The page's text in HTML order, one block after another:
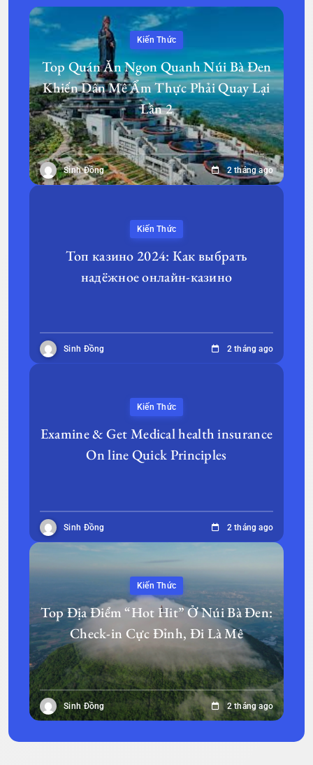
Kiến Thức
Top Quán Ăn Ngon Quanh Núi Bà Đen
Khiến Dân Mê Ẩm Thực Phải Quay Lại
Lần 2
Sinh Đồng 2 tháng ago
Kiến Thức
Топ казино 2024: Как выбрать
надёжное онлайн-казино
Sinh Đồng 2 tháng ago
Kiến Thức
Examine & Get Medical health insurance
On line Quick Principles
Sinh Đồng 2 tháng ago
Kiến Thức
Top Địa Điểm “Hot Hit” Ở Núi Bà Đen:
Check-in Cực Đỉnh, Đi Là Mê
Sinh Đồng 2 tháng ago